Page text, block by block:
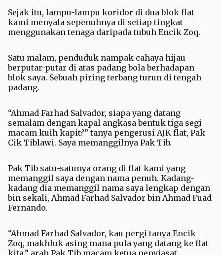
Sejak itu, lampu-lampu koridor di dua blok flat
kami menyala sepenuhnya di setiap tingkat
menggunakan tenaga daripada tubuh Encik Zoq.
Satu malam, penduduk nampak cahaya hijau
berputar-putar di atas padang bola berhadapan
blok saya. Sebuah piring terbang turun di tengah
padang.
“Ahmad Farhad Salvador, siapa yang datang
semalam dengan kapal angkasa bentuk tiga segi
macam kuih kapit?” tanya pengerusi AJK flat, Pak
Cik Tiblawi. Saya memanggilnya Pak Tib.
Pak Tib satu-satunya orang di flat kami yang
memanggil saya dengan nama penuh. Kadang-
kadang dia memanggil nama saya lengkap dengan
bin sekali, Ahmad Farhad Salvador bin Ahmad Fuad
Fernando.
“Ahmad Farhad Salvador, kau pergi tanya Encik
Zoq, makhluk asing mana pula yang datang ke flat
kita,” arah Pak Tib macam ketua penyiasat.